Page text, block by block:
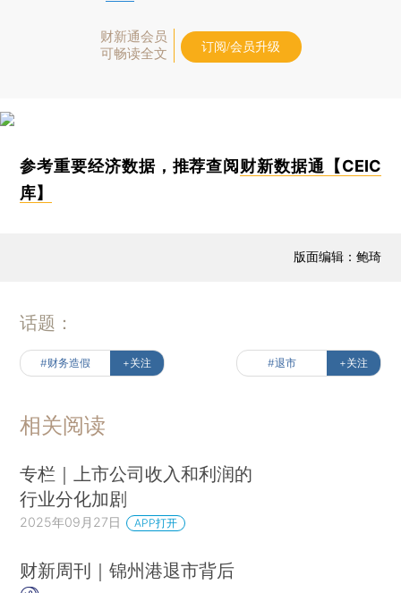
财新通会员
可畅读全文
订阅/会员升级
参考重要经济数据，推荐查阅财新数据通【CEIC
库】
版面编辑：鲍琦
话题：
#财务造假 +关注 #退市 +关注
相关阅读
专栏｜上市公司收入和利润的
行业分化加剧
2025年09月27日 APP打开
财新周刊｜锦州港退市背后